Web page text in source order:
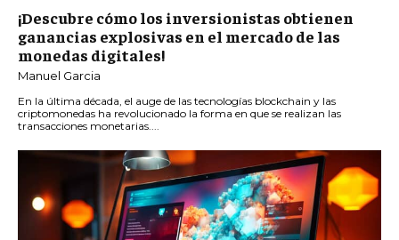
¡Descubre cómo los inversionistas obtienen
ganancias explosivas en el mercado de las
monedas digitales!
Manuel Garcia
En la última década, el auge de las tecnologías blockchain y las
criptomonedas ha revolucionado la forma en que se realizan las
transacciones monetarias....